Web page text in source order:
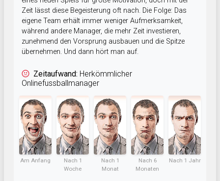
Zeit lässt diese Begeisterung oft nach. Die Folge: Das
eigene Team erhält immer weniger Aufmerksamkeit,
während andere Manager, die mehr Zeit investieren,
zunehmend den Vorsprung ausbauen und die Spitze
übernehmen. Und dann hört man auf.
Zeitaufwand: Herkömmlicher
Onlinefussballmanager
Am Anfang
Nach 1
Woche
Nach 1
Monat
Nach 6
Monaten
Nach 1 Jahr